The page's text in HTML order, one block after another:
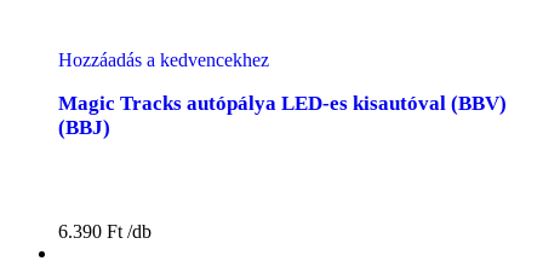
Hozzáadás a kedvencekhez
Magic Tracks autópálya LED-es kisautóval (BBV)
(BBJ)
6.390 Ft